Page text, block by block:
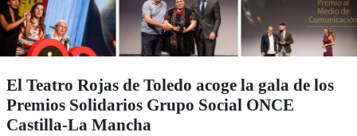
El Teatro Rojas de Toledo acoge la gala de los
Premios Solidarios Grupo Social ONCE
Castilla-La Mancha